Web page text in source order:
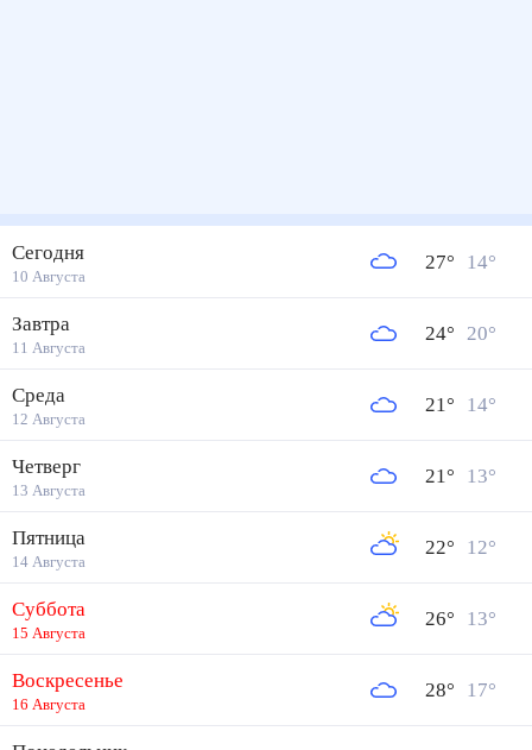
Сегодня
10 Августа
27° 14°
Завтра
11 Августа
24° 20°
Среда
12 Августа
21° 14°
Четверг
13 Августа
21° 13°
Пятница
14 Августа
22° 12°
Суббота
15 Августа
26° 13°
Воскресенье
16 Августа
28° 17°